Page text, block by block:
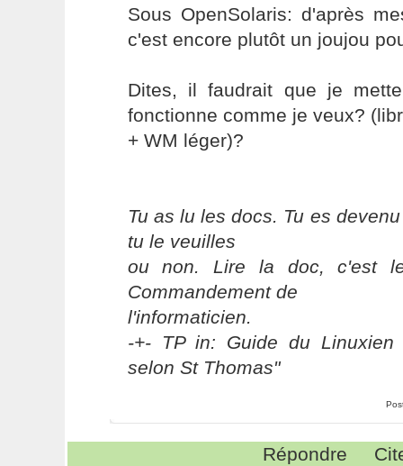
Sous OpenSolaris: d'après
c'est encore plutôt un joujou
Dites, il faudrait que je
fonctionne comme je veux?
+ WM léger)?
Tu as lu les docs. Tu es
tu le veuilles
ou non. Lire la doc, c'est
Commandement de
l'informaticien.
-+- TP in: Guide du Linuxien
selon St Thomas"
Répondre